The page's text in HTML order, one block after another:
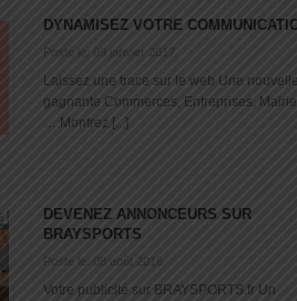
DYNAMISEZ VOTRE
Posté le: 09 janvier 2017
Laissez une trace sur le web Une
gagnante Commerces, Entreprises,
….Montrez [...]
DEVENEZ ANNONCEURS SUR
BRAYSPORTS
Posté le: 08 août 2016
Votre publicité sur BRAYSPORTS.fr Un